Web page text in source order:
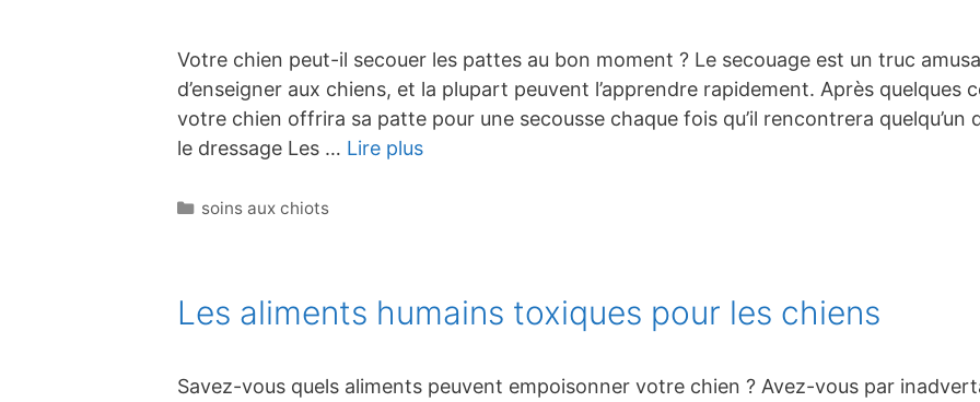
Votre chien peut-il secouer les pattes au bon moment ? Le secouage est un truc
d’enseigner aux chiens, et la plupart peuvent l’apprendre rapidement. Après quelques
votre chien offrira sa patte pour une secousse chaque fois qu’il rencontrera quelqu’un
le dressage Les … Lire plus
Catégories
soins aux chiots
Les aliments humains toxiques pour les chiens
Savez-vous quels aliments peuvent empoisonner votre chien ? Avez-vous par